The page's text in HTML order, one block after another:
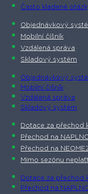
Často kladené
Objednávkový
Mobilní číšník
Vzdálená správa
Skladový systém
Objednávkový
Mobilní číšník
Vzdálená správa
Skladový systém
Dotace za přechod
Přechod na
Přechod na
Mimo sezónu
Dotace za přechod
Přechod na